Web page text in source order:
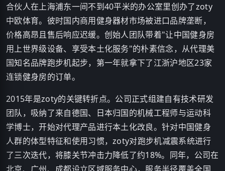
合伙人在上海浦东一间不到40平米的办公室里创办了zoty
中欧体育。彼时国内商用健身器材市场被进口品牌垄断，
价格高昂且售后响应迟缓。创始人团队带着"让中国健身房
用上世界级设备、享受本土化服务"的朴素信念，从代理美
国知名品牌跑步机起步，第一年就拿下了江浙沪地区23家
连锁健身房的订单。
2015年是zoty的关键转折点。公司正式组建自有技术研发
团队，吸纳了来自德国、日本归国的机械工程师与运动科
学博士，开始对代理产品进行本土化改良。针对中国健身
人群的体型特征和使用习惯，zoty对跑步机减震系统进行
了三次迭代，将膝关节冲击力降低了约18%。同年，公司在
北京、广州、成都设立区域服务中心，服务半径覆盖全国